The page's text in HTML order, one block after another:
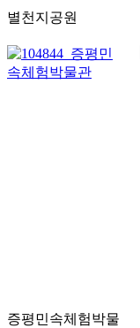
별천지공원
증평민속체험박물